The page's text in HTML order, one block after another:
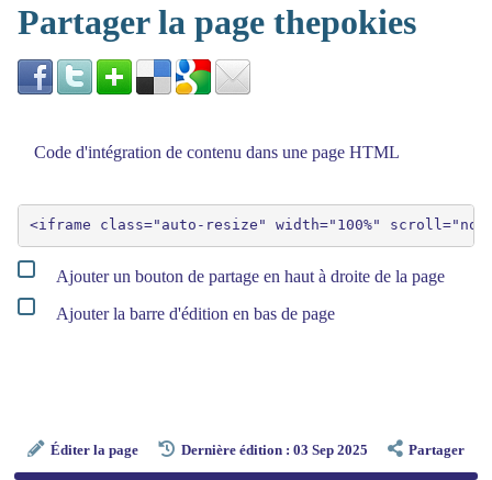
Partager la page thepokies
Code d'intégration de contenu dans une page HTML
Ajouter un bouton de partage en haut à droite de la page
Ajouter la barre d'édition en bas de page
Éditer la page Dernière édition : 03 Sep 2025 Partager